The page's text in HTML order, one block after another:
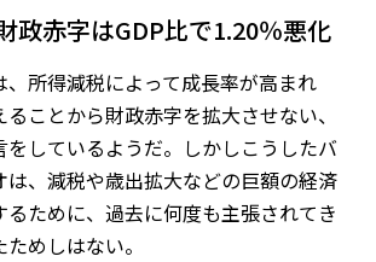
政赤字はGDP比で1.20％悪化
、所得減税によって成長率が高まれ
ことから財政赤字を拡大させない、
をしているようだ。しかしこうしたバ
は、減税や歳出拡大などの巨額の経済
ために、過去に何度も主張されてき
めしはない。